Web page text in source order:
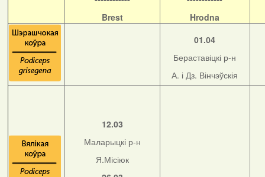
Brest
Hrodna
01.04
Бераставіцкі р-н
А. і Дз. Вінчэўскія
12.03
Маларыцкі р-н
Я.Місіюк